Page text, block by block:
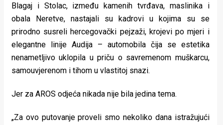
Blagaj i Stolac, između kamenih tvrđava, maslinika i
obala Neretve, nastajali su kadrovi u kojima su se
prirodno susreli hercegovački pejzaži, krojevi po mjeri i
elegantne linije Audija – automobila čija se estetika
nenametljivo uklopila u priču o savremenom muškarcu,
samouvjerenom i tihom u vlastitoj snazi.
Jer za AROS odjeća nikada nije bila jedina tema.
„Za ovo putovanje proveli smo nekoliko dana istražujući